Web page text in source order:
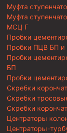
Муфта
Муфта
МСЦ Г
Пробки
Пробки ПЦВ БП
Пробки
БП
Пробки
Скребки
Скребки
Скребки
Центраторы
Центраторы-